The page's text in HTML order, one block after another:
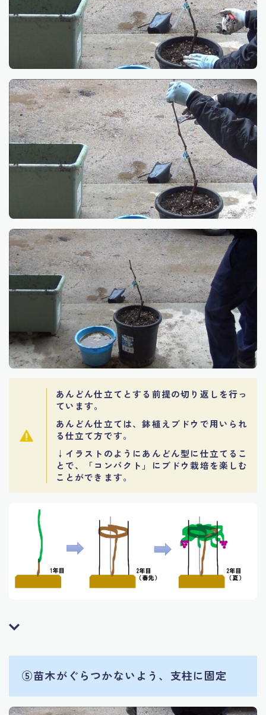
あんどん仕立てとする前提の切り返しを行っ
ています。
あんどん仕立ては、鉢植えブドウで用いられ
る仕立て方です。
↓ イラストのようにあんどん型に仕立てるこ
とで、「コンパクト」にブドウ栽培を楽しむ
ことができます。
⑤苗木がぐらつかないよう、支柱に固定